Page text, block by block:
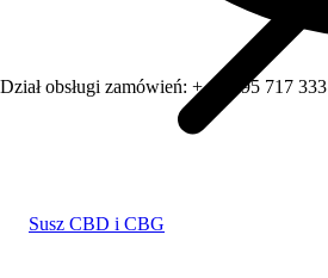
Dział obsługi zamówień: + 48 795 717 333
Susz CBD i CBG